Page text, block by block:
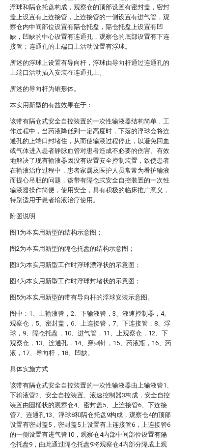
浮球和隔仓托盘构成，观察仓的顶部设置有密封盖，密封
盖上设置有上连接管，上连接管的一侧设置有进气管，观
察仓内中间部位设置有隔仓托盘，隔仓托盘上设置有凹
缺，凹缺的中心设置有连通孔，观察仓的底部设置有下连
接管；连通孔的上端口上活动设置有浮球。
所述的浮球上设置有导向杆，浮球由导向杆通过连通孔的
上端口活动插入安装在连通孔上。
所述的导向杆为锥形体。
本实用新型的有益效果在于：
该带有隔仓式安全自控装置的一次性输液器结构简单，工
作过程中，当药液降低到一定高度时，下落的浮球会将连
通孔的上端口封堵住，从而使输液过程停止，以避免回血
或气体进入患者静脉血管对患者造成不必要的伤害。有效
地解决了现有输液器因没有设置安全控制装置，致使患者
在输液治疗过程中，患者家属及医护人员常常为看护输液
而提心吊胆的问题，该带有隔仓式安全自控装置的一次性
输液器操作简便，使用安全，具有积极的临床推广意义，
特别适用于患者输液治疗使用。
附图说明
图1为本实用新型的结构示意图；
图2为本实用新型的隔仓托盘的结构示意图；
图3为本实用新型工作时浮球漂浮状的示意图；
图4为本实用新型工作时浮球封堵状的示意图；
图5为本实用新型的带有导向杆的浮球安装示意图。
图中：1、上输液管，2、下输液管，3、液速控制器，4、
观察仓，5、密封盖，6、上连接管，7、下连接管，8、浮
球，9、隔仓托盘，10、进气管，11、上观察仓，12、下
观察仓，13、连通孔，14、穿刺针，15、药液瓶，16、药
液，17、导向杆，18、凹缺。
具体实施方式
该带有隔仓式安全自控装置的一次性输液器由上输液管1、
下输液管2、安全自控装置、液速控制器3构成，安全自控
装置由圆桶状的观察仓4、密封盖5、上连接管6、下连接
管7、连通孔13、浮球8和隔仓托盘9构成，观察仓4的顶部
设置有密封盖5，密封盖5上设置有上连接管6，上连接管6
的一侧设置有进气管10，观察仓4内部中间部位设置有隔
仓托盘9，由此通过隔仓托盘9将观察仓4内部分隔成上观